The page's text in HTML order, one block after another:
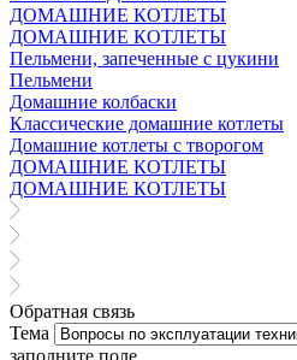
ДОМАШНИЕ КОТЛЕТЫ
ДОМАШНИЕ КОТЛЕТЫ
Пельмени, запеченные с цукини
Пельмени
Домашние колбаски
Классические домашние котлеты
Домашние котлеты с творогом
ДОМАШНИЕ КОТЛЕТЫ
ДОМАШНИЕ КОТЛЕТЫ
Обратная связь
Тема
заполните поле